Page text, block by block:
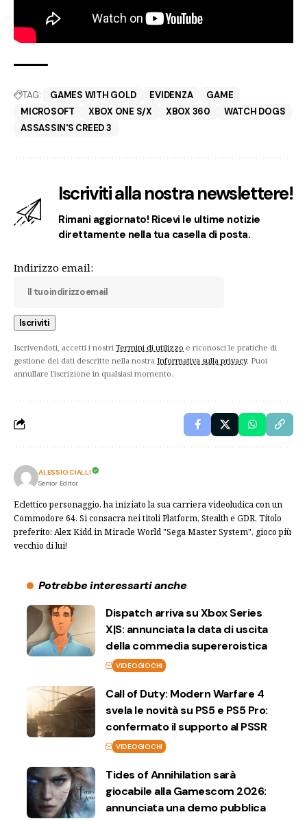
TAG: GAMES WITH GOLD EVIDENZA
GAME
MICROSOFT
XBOX ONE S/X XBOX 360
WATCH DOGS
ASSASSIN'S CREED 3
Iscriviti alla nostra newslettere!
Rimani aggiornato! Ricevi le ultime notizie
direttamente nella tua casella di posta.
Indirizzo email:
Iscrivendoti, accetti i nostri Termini di utilizzo e riconosci le pratiche di
gestione dei dati descritte nella nostra Informativa sulla privacy. Puoi
annullare l'iscrizione in qualsiasi momento.
ALESSIO CIALLI
Senior Editor
Eclettico personaggio, ha iniziato la sua carriera videoludica con un
Commodore 64. Si consacra nei titoli Platform, Stealth e GDR. Titolo
preferito: Alex Kidd in Miracle World "Sega Master System", gioco più
vecchio di lui!
Potrebbe interessarti anche
Dispatch arriva su Xbox Series
X|S: annunciata la data di uscita
della commedia supereroistica
VIDEOGIOCHI
Call of Duty: Modern Warfare 4
svela le novità su PS5 e PS5 Pro:
confermato il supporto al PSSR
VIDEOGIOCHI
Tides of Annihilation sarà
giocabile alla Gamescom 2026:
annunciata una demo pubblica